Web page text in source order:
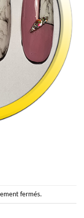
fermés.